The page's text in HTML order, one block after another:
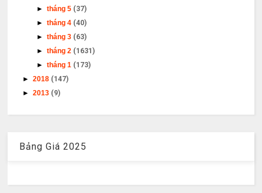
►tháng 5 (37)
►tháng 4 (40)
►tháng 3 (63)
►tháng 2 (1631)
►tháng 1 (173)
►2018 (147)
►2013 (9)
Bảng Giá 2025